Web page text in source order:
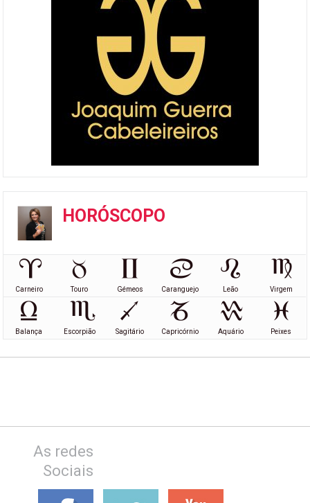
HORÓSCOPO
Carneiro Touro Gémeos Caranguejo Leão Virgem
Balança Escorpião Sagitário Capricórnio Aquário Peixes
As redes
Sociais